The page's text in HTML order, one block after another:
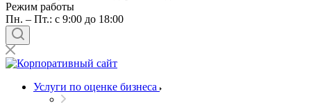
Режим работы
Пн. – Пт.: с 9:00 до 18:00
Услуги по оценке бизнеса